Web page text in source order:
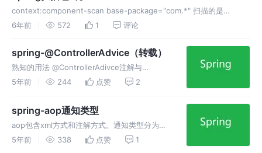
型等。
context:component-scan base-package="com.*" 扫描的是
com.package1.* 扫描的是com.package2.* 扫描的是
6年前 572 1 评论
spring-@ControllerAdvice（转载）
熟知的用法 @ControllerAdivce注解与
@ExceptionHandler注解联合使用，统一处理
解与@InitBin
5年前 244 点赞 2
spring-aop通知类型
aop包含xml方式和注解方式。通知类型分为：
前置通知、后置通知、最终通知、环绕通知、异
5年前 338 点赞 1